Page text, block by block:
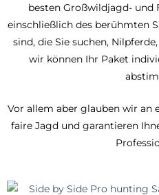
besten Großwildjagd- und
einschließlich des berühmten
sind, die Sie suchen,
wir können Ihr Paket
Vor allem aber glauben wir an
faire Jagd und garantieren